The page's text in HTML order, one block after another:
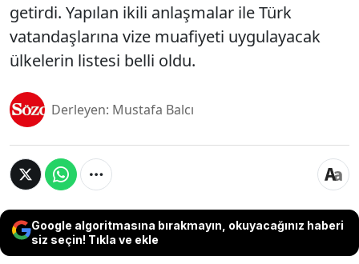
getirdi. Yapılan ikili anlaşmalar ile Türk
vatandaşlarına vize muafiyeti uygulayacak
ülkelerin listesi belli oldu.
Derleyen: Mustafa Balcı
Google algoritmasına bırakmayın, okuyacağınız haberi
siz seçin! Tıkla ve ekle